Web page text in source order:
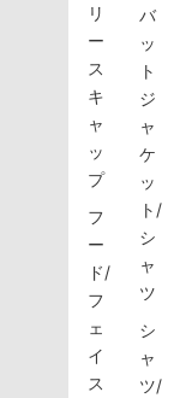
リ
ー
ス
キ
ャ
ッ
プ
フ
ー
ド/
フ
ェ
イ
ス
バ
ッ
ト
ジ
ャ
ケ
ッ
ト/
シ
ャ
ツ
シ
ャ
ツ/